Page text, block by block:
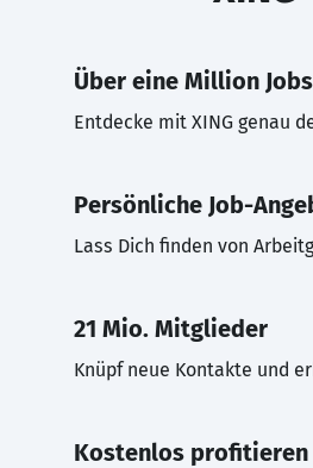
Über eine Million Jobs
Entdecke mit XING genau
Persönliche Job-
Lass Dich finden von
21 Mio. Mitglieder
Knüpf neue Kontakte und
Kostenlos profitieren